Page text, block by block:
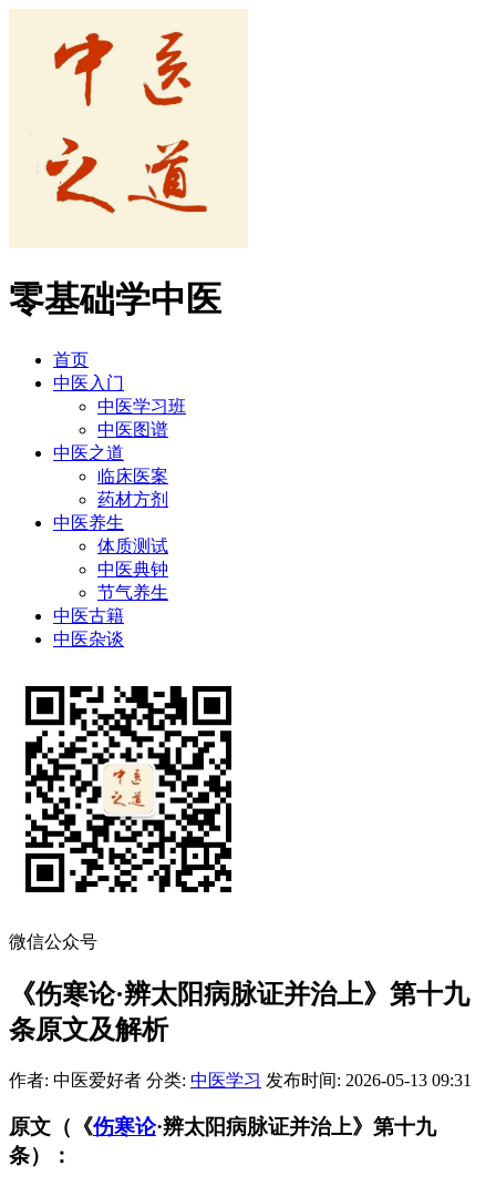
零基础学中医
首页
中医入门
中医学习班
中医图谱
中医之道
临床医案
药材方剂
中医养生
体质测试
中医典钟
节气养生
中医古籍
中医杂谈
微信公众号
《伤寒论·辨太阳病脉证并治上》第十九
条原文及解析
作者: 中医爱好者 分类: 中医学习 发布时间: 2026-05-13 09:31
原文 （《伤寒论·辨太阳病脉证并治上》第十九
条）：